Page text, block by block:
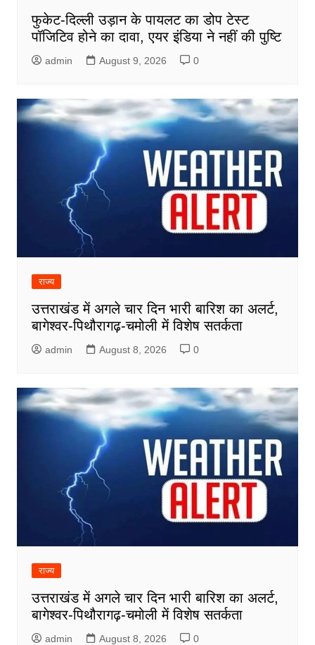
फुकेट-दिल्ली उड़ान के पायलट का डोप टेस्ट
पॉजिटिव होने का दावा, एयर इंडिया ने नहीं की पुष्टि
admin August 9, 2026 0
राज्य
उत्तराखंड में अगले चार दिन भारी बारिश का अलर्ट,
बागेश्वर-पिथौरागढ़-चमोली में विशेष सतर्कता
admin August 8, 2026 0
राज्य
उत्तराखंड में अगले चार दिन भारी बारिश का अलर्ट,
बागेश्वर-पिथौरागढ़-चमोली में विशेष सतर्कता
admin August 8, 2026 0